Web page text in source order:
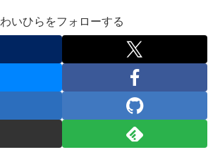
わいひらをフォローする